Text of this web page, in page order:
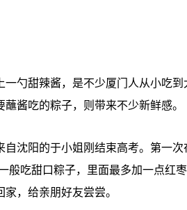
勺甜辣酱，是不少厦门人从小吃到
酱吃的粽子，则带来不少新鲜感。
沈阳的于小姐刚结束高考。第一次
般吃甜口粽子，里面最多加一点红
，给亲朋好友尝尝。